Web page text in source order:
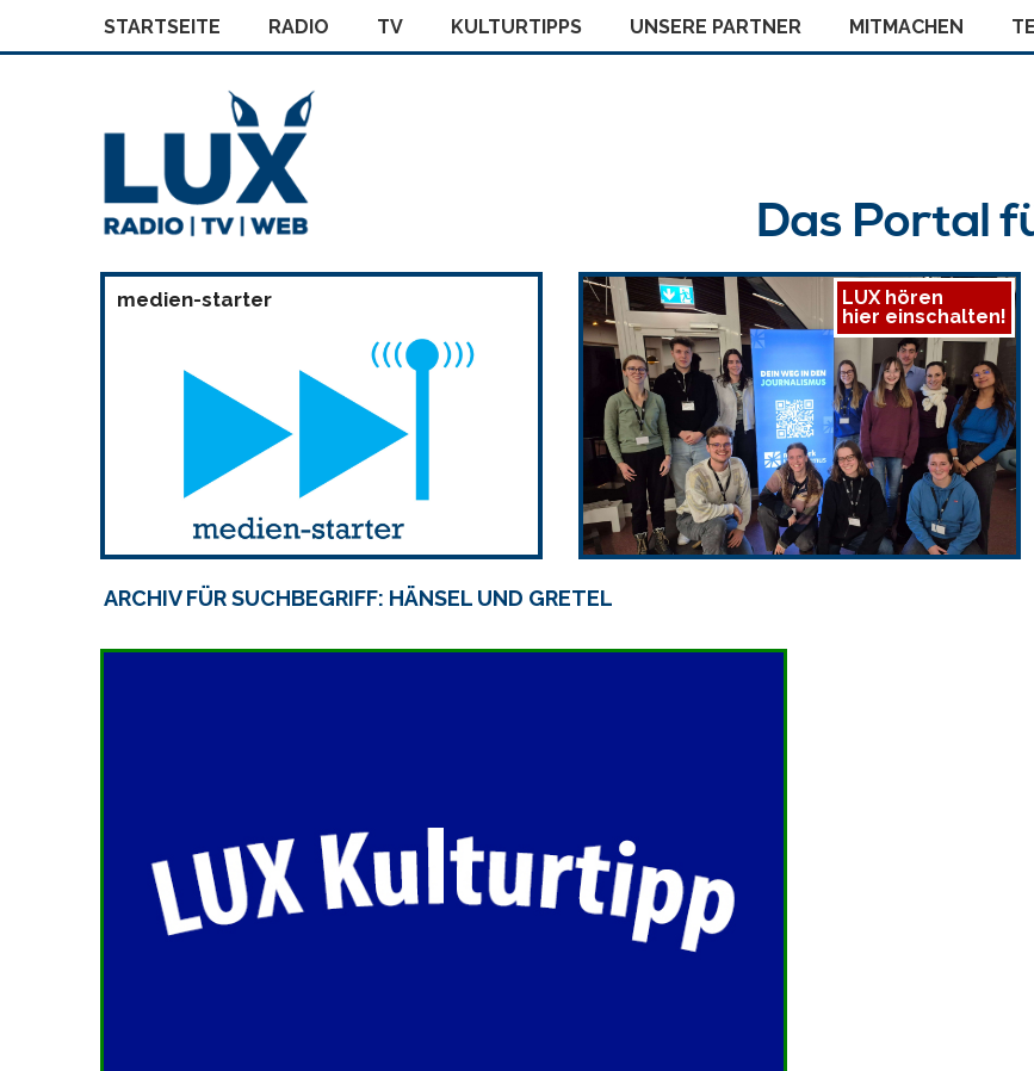
STARTSEITE RADIO TV KULTURTIPPS UNSERE PARTNER MITMACHEN
Das Portal
medien-starter
LUX hören
hier einschalten!
ARCHIV FÜR SUCHBEGRIFF: HÄNSEL UND GRETEL